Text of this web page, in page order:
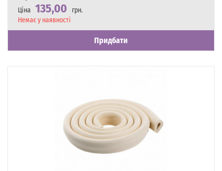
Ціна 135,00
грн.
Наявність
Немає у наявності
Придбати